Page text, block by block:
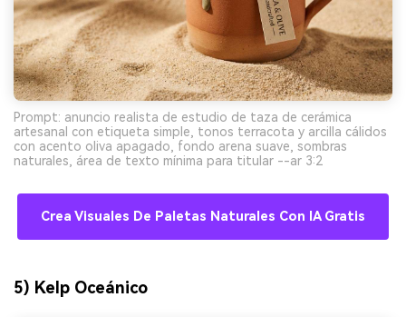
Prompt: anuncio realista de estudio de taza de cerámica
artesanal con etiqueta simple, tonos terracota y arcilla cálidos
con acento oliva apagado, fondo arena suave, sombras
naturales, área de texto mínima para titular --ar 3:2
Crea Visuales De Paletas Naturales Con IA Gratis
5) Kelp Oceánico